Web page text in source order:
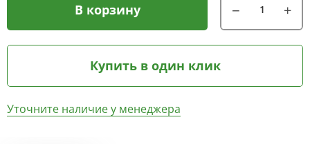
В корзину
Купить в один клик
Уточните наличие у менеджера